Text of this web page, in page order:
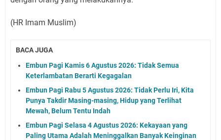
(HR Imam Muslim)
BACA JUGA
Embun Pagi Kamis 6 Agustus 2026: Tidak Semua
Keterlambatan Berarti Kegagalan
Embun Pagi Rabu 5 Agustus 2026: Tidak Perlu Iri, Kita
Punya Takdir Masing-masing, Hidup yang Terlihat
Mewah, Belum Tentu Indah
Embun Pagi Selasa 4 Agustus 2026: Kekayaan yang
Paling Utama Adalah Meninggalkan Banyak Keinginan